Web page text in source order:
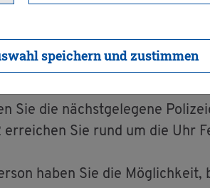
speichern und zustimmen
der für Sie be­las­ten­den und
zu den ver­schie­de­nen Hil­fen
110 oder 112
Sie die nächst­ge­le­ge­ne
Sie rund um die Uhr
haben Sie die